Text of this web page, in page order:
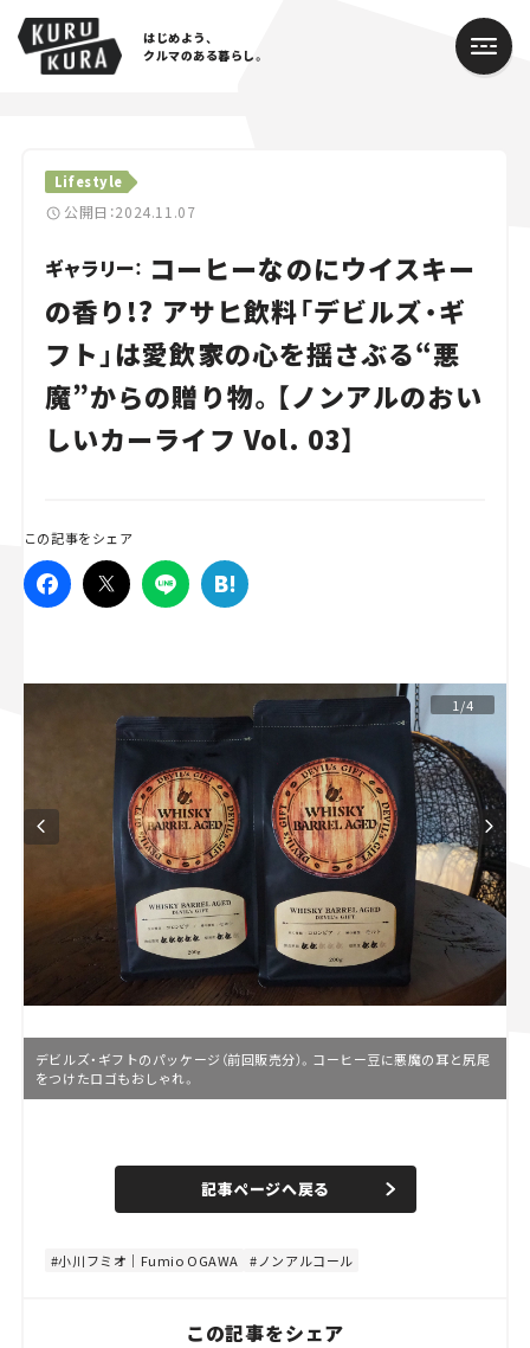
はじめよう、
クルマのある暮らし。
Lifestyle
公開日：2024.11.07
ギャラリー： コーヒーなのにウイスキー
の香り!? アサヒ飲料「デビルズ・ギ
フト」は愛飲家の心を揺さぶる“悪
魔”からの贈り物。【ノンアルのおい
しいカーライフ Vol. 03】
この記事をシェア
1/4
デビルズ・ギフトのパッケージ（前回販売分）。コーヒー豆に悪魔の耳と尻尾
をつけたロゴもおしゃれ。
n
e
d
8
%
記事ページへ戻る
小川フミオ｜Fumio OGAWA ノンアルコール
この記事をシェア
Cars
Lifestyle
Traffic
Special
Series
スズキ ジムニー｜Suzuki Jimny
マツダ｜Mazda
マツダ ロードスター｜Mazda Roadster